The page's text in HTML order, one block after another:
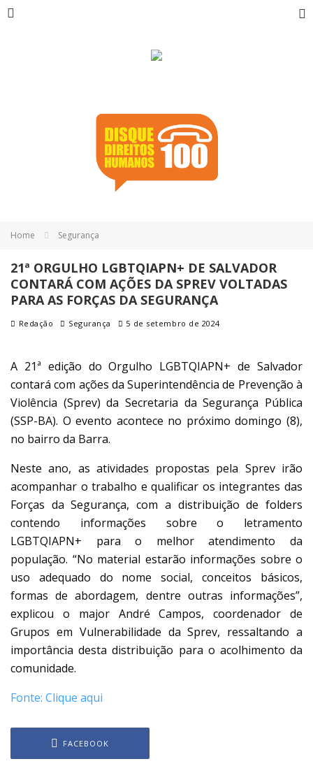
Home Segurança
21ª ORGULHO LGBTQIAPN+ DE SALVADOR
CONTARÁ COM AÇÕES DA SPREV VOLTADAS
PARA AS FORÇAS DA SEGURANÇA
Redação Segurança 5 de setembro de 2024
A 21ª edição do Orgulho LGBTQIAPN+ de Salvador
contará com ações da Superintendência de Prevenção à
Violência (Sprev) da Secretaria da Segurança Pública
(SSP-BA). O evento acontece no próximo domingo (8),
no bairro da Barra.
Neste ano, as atividades propostas pela Sprev irão
acompanhar o trabalho e qualificar os integrantes das
Forças da Segurança, com a distribuição de folders
contendo informações sobre o letramento
LGBTQIAPN+ para o melhor atendimento da
população. “No material estarão informações sobre o
uso adequado do nome social, conceitos básicos,
formas de abordagem, dentre outras informações”,
explicou o major André Campos, coordenador de
Grupos em Vulnerabilidade da Sprev, ressaltando a
importância desta distribuição para o acolhimento da
comunidade.
Fonte: Clique aqui
FACEBOOK